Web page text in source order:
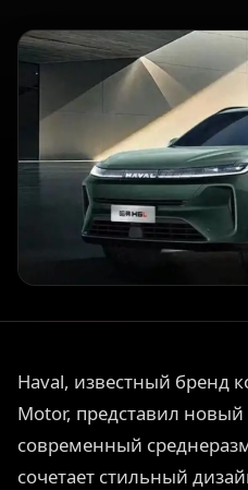
Haval, известный бренд
Motor, представил
современный
сочетает стильный